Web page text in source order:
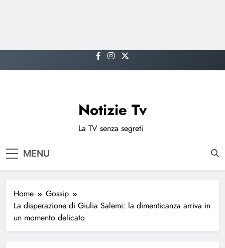
to
Notizie Tv
La TV senza segreti
MENU
Home
Gossip
La disperazione di Giulia Salemi: la dimenticanza arriva in
un momento delicato